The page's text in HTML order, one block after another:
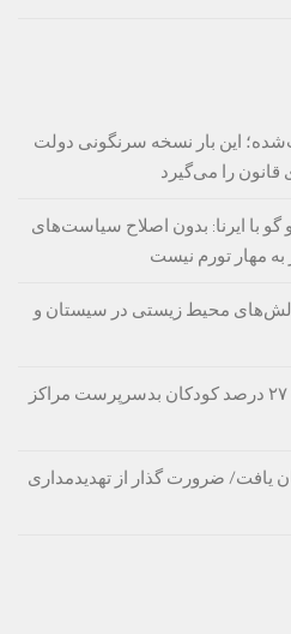
این بار نسخه سرنگونی دولت
قانون را می‌گیرد
با ایرنا: بدون اصلاح سیاست‌های
به مهار تورم نیست
محیط زیستی در سیستان و
در گفت‌وگو با ایرنا اعلام شد؛ ۲۷ درصد کودکان بدسرپرست مراکز
یافت/ ضرورت گذار از تهدیدمداری